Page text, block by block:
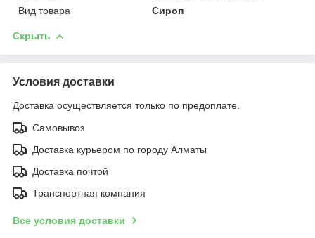
Вид товара
Сироп
Скрыть
Условия доставки
Доставка осуществляется только по предоплате.
Самовывоз
Доставка курьером по городу Алматы
Доставка почтой
Транспортная компания
Все условия доставки